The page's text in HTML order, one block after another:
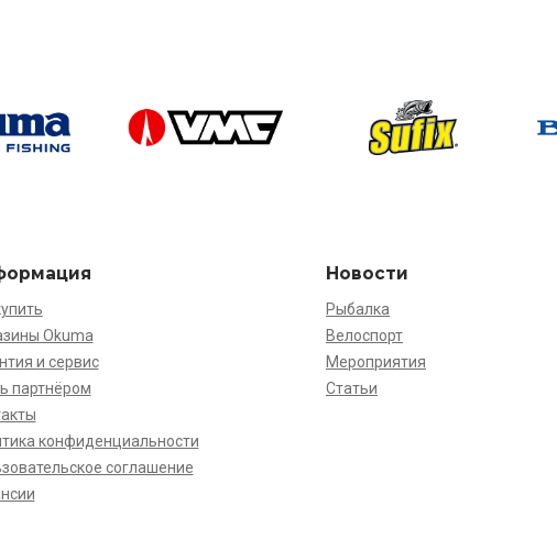
Okuma
и сервис
партнёром
конфиденциальности
соглашение
Новости
Рыбалка
Велоспорт
Мероприятия
Статьи